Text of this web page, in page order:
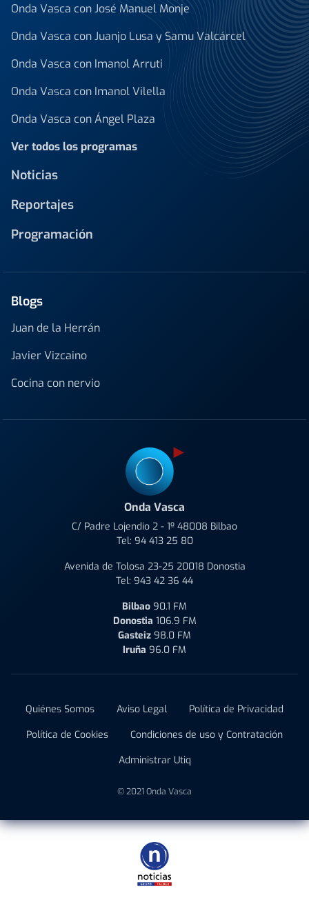
Onda Vasca con José Manuel Monje
Onda Vasca con Juanjo Lusa y Samu Valcárcel
Onda Vasca con Imanol Arruti
Onda Vasca con Imanol Vilella
Onda Vasca con Ángel Plaza
Ver todos los programas
Noticias
Reportajes
Programación
Blogs
Juan de la Herrán
Javier Vizcaino
Cocina con nervio
Onda Vasca
C/ Padre Lojendio 2 - 1º 48008 Bilbao
Tel: 94 413 25 80
Avenida de Tolosa 23-25 20018 Donostia
Tel: 943 42 36 44
Bilbao 90.1 FM
Donostia 106.9 FM
Gasteiz 98.0 FM
Iruña 96.0 FM
Quiénes Somos Aviso Legal
Política de Privacidad
Política de Cookies
Condiciones de uso y Contratación
Administrar Utiq
© 2021 Onda Vasca